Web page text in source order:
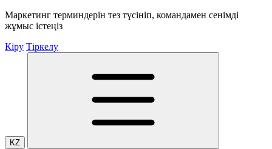
Маркетинг терминдерін тез түсініп, командамен сенімді
жұмыс істеңіз
Кіру Тіркелу
KZ